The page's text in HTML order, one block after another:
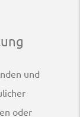
und
oder